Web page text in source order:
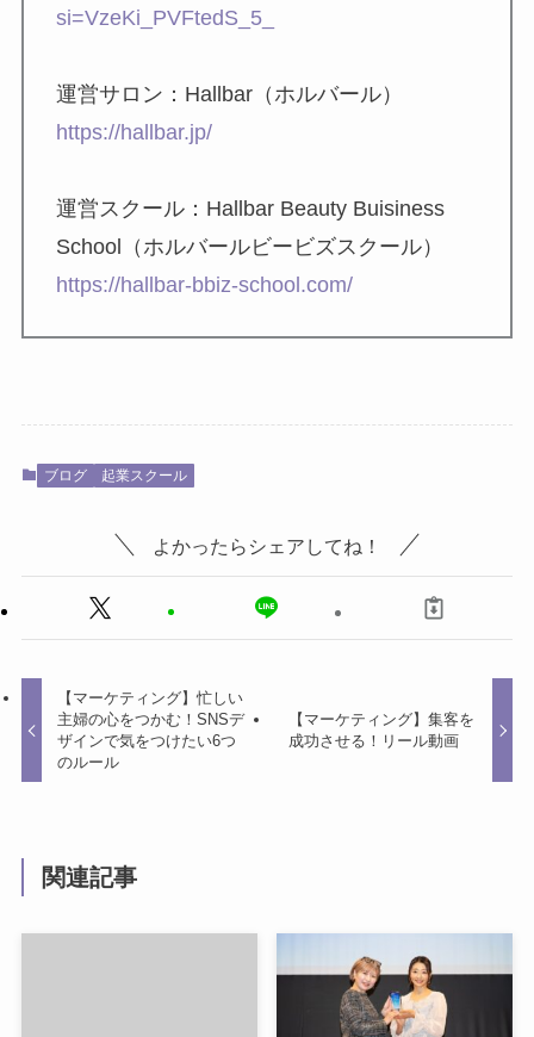
si=VzeKi_PVFtedS_5_
運営サロン：Hallbar（ホルバール）
https://hallbar.jp/
運営スクール：Hallbar Beauty Buisiness
School（ホルバールビービズスクール）
https://hallbar-bbiz-school.com/
ブログ 起業スクール
よかったらシェアしてね！
【マーケティング】忙しい
主婦の心をつかむ！SNSデ
ザインで気をつけたい6つ
のルール
【マーケティング】集客を
成功させる！リール動画
関連記事